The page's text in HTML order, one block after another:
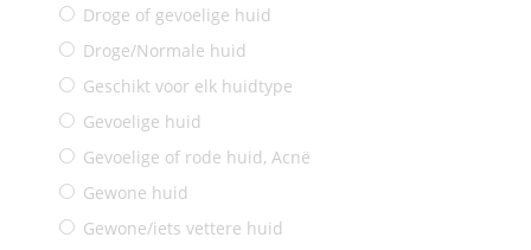
Droge of gevoelige huid
Droge/Normale huid
Geschikt voor elk huidtype
Gevoelige huid
Gevoelige of rode huid, Acnë
Gewone huid
Gewone/iets vettere huid